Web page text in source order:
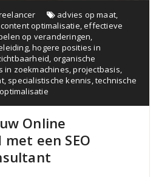
advies op maat,
content optimalisatie,effectieve
op veranderingen,
,hogere posities in
, organische
in zoekmachines,projectbasis,
, specialistische kennis,technische
Online
een SEO